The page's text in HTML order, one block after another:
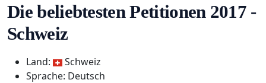
Die beliebtesten Petitionen 2017 -
Schweiz
Land:
Schweiz
Sprache: Deutsch